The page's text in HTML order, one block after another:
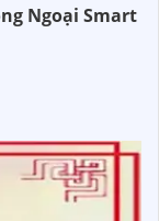
Ngoại Smart